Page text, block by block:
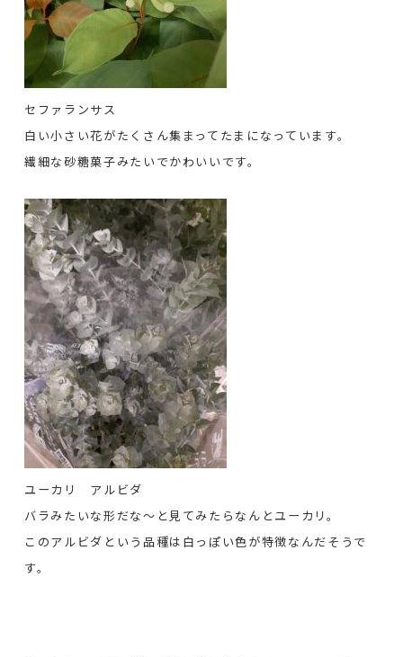
セファランサス
白い小さい花がたくさん集まってたまになっています。
繊細な砂糖菓子みたいでかわいいです。
ユーカリ アルビダ
バラみたいな形だな～と見てみたらなんとユーカリ。
このアルビダという品種は白っぽい色が特徴なんだそうで
す。